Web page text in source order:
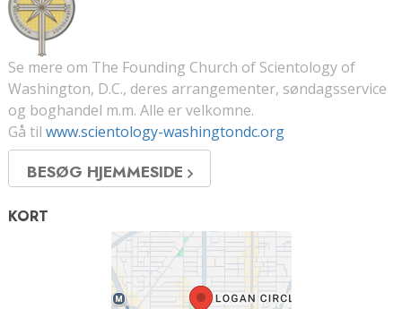
Se mere om The Founding Church of Scientology of
Washington, D.C., deres arrangementer, søndagsservice
og boghandel m.m. Alle er velkomne.
Gå til www.scientology-washingtondc.org
BESØG HJEMMESIDE
KORT